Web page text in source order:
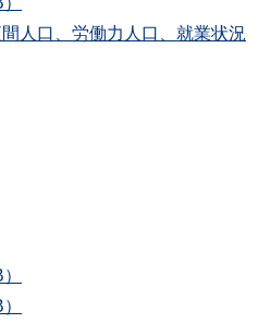
人口、労働力人口、就業状況